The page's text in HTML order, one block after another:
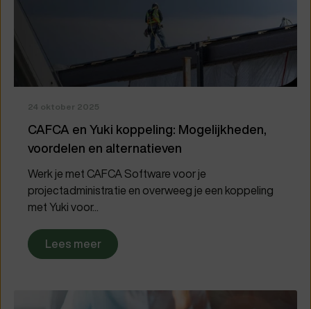
24 oktober 2025
CAFCA en Yuki koppeling: Mogelijkheden,
voordelen en alternatieven
Werk je met CAFCA Software voor je
projectadministratie en overweeg je een koppeling
met Yuki voor...
Lees meer